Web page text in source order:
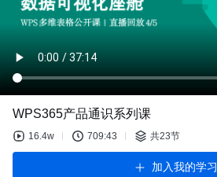
WPS365产品通识系列课
16.4w 709:43 共23节
加入我的学习